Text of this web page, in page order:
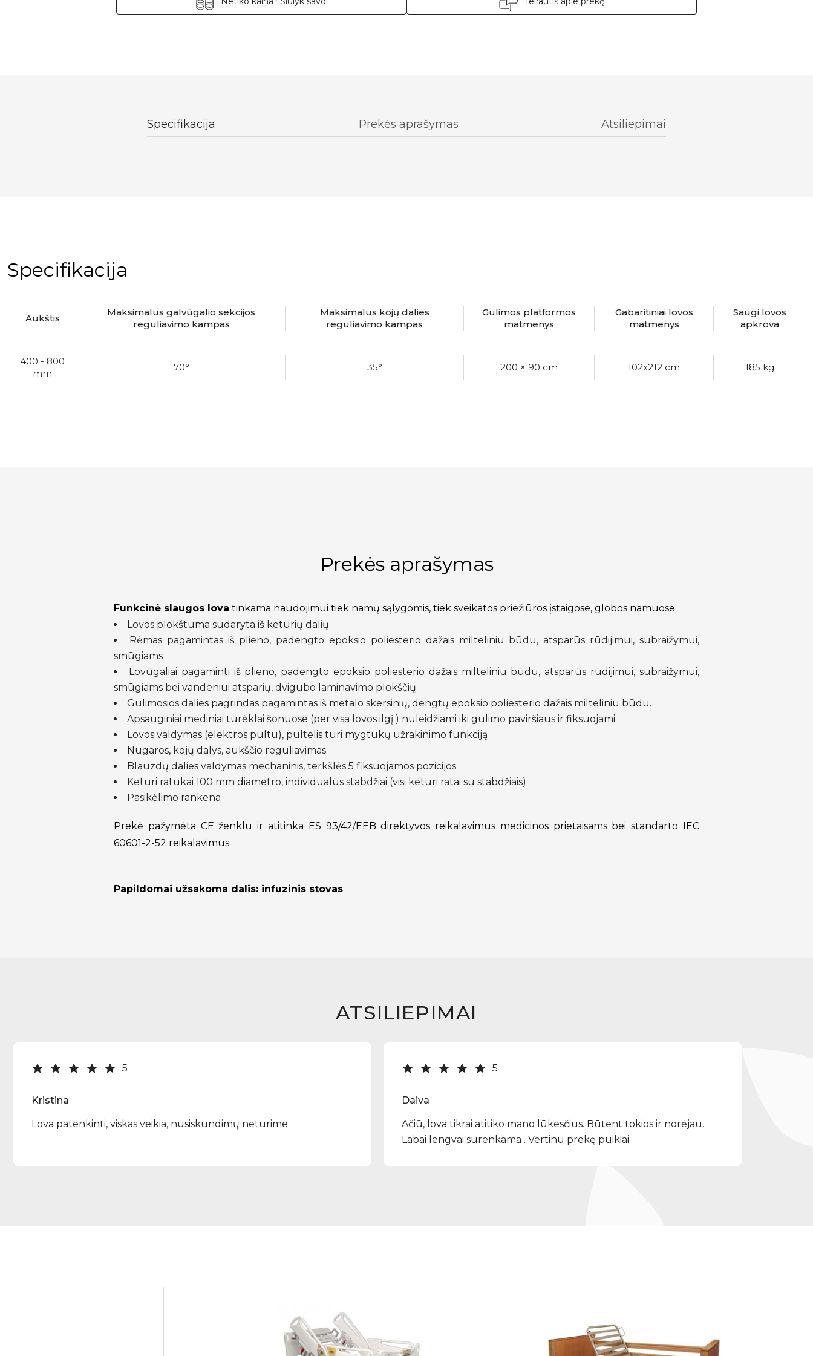
Specifikacija Prekės aprašymas Atsiliepimai
Specifikacija
Aukštis
Maksimalus galvūgalio sekcijos
reguliavimo kampas
Maksimalus kojų dalies
reguliavimo kampas
Gulimos platformos
matmenys
Gabaritiniai lovos
matmenys
Saugi lovos
apkrova
400 - 800
mm
70° 35° 200 × 90 cm 102x212 cm 185 kg
Prekės aprašymas
Funkcinė slaugos lova tinkama naudojimui tiek namų sąlygomis, tiek sveikatos priežiūros įstaigose, globos namuose
Lovos plokštuma sudaryta iš keturių dalių
Rėmas pagamintas iš plieno, padengto epoksio poliesterio dažais milteliniu būdu, atsparūs rūdijimui, subraižymui,
smūgiams
Lovūgaliai pagaminti iš plieno, padengto epoksio poliesterio dažais milteliniu būdu, atsparūs rūdijimui, subraižymui,
smūgiams bei vandeniui atsparių, dvigubo laminavimo plokščių
Gulimosios dalies pagrindas pagamintas iš metalo skersinių, dengtų epoksio poliesterio dažais milteliniu būdu.
Apsauginiai mediniai turėklai šonuose (per visa lovos ilgį ) nuleidžiami iki gulimo paviršiaus ir fiksuojami
Lovos valdymas (elektros pultu), pultelis turi mygtukų užrakinimo funkciją
Nugaros, kojų dalys, aukščio reguliavimas
Blauzdų dalies valdymas mechaninis, terkšlės 5 fiksuojamos pozicijos
Keturi ratukai 100 mm diametro, individualūs stabdžiai (visi keturi ratai su stabdžiais)
Pasikėlimo rankena
Prekė pažymėta CE ženklu ir atitinka ES 93/42/EEB direktyvos reikalavimus medicinos prietaisams bei standarto IEC
60601-2-52 reikalavimus
Papildomai užsakoma dalis: infuzinis stovas
ATSILIEPIMAI
5
Kristina
Lova patenkinti, viskas veikia, nusiskundimų neturime
5
Daiva
Ačiū, lova tikrai atitiko mano lūkesčius. Būtent tokios ir norėjau.
Labai lengvai surenkama . Vertinu prekę puikiai.